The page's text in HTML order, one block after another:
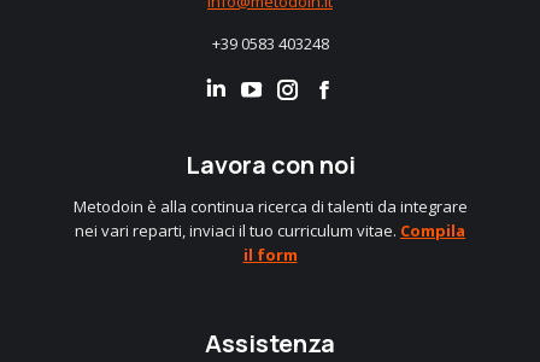
+39 0583 403248
LinkedinInstagram
Facebook
Lavora con noi
Metodoin è alla continua ricerca di talenti da integrare
nei vari reparti, inviaci il tuo curriculum vitae. Compila
il form
Assistenza